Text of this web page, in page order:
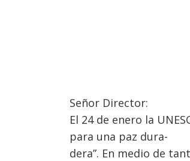
Señor Director:
El 24 de enero la
para una paz dura-
dera”. En medio de